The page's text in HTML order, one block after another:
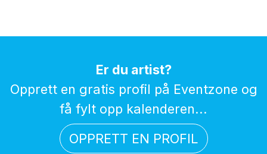
Er du artist?
Opprett en gratis profil på Eventzone og
få fylt opp kalenderen...
OPPRETT EN PROFIL